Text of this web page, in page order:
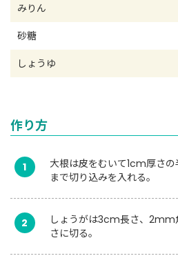
みりん
砂糖
しょうゆ
作り方
1
大根は皮をむいて1cm厚さ
まで切り込みを入れる。
2
しょうがは3cm長さ、
さに切る。